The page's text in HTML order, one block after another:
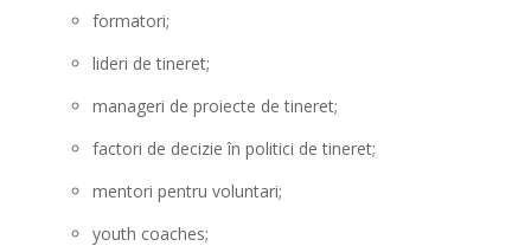
formatori;
lideri de tineret;
manageri de proiecte de tineret;
factori de decizie în politici de tineret;
mentori pentru voluntari;
youth coaches;